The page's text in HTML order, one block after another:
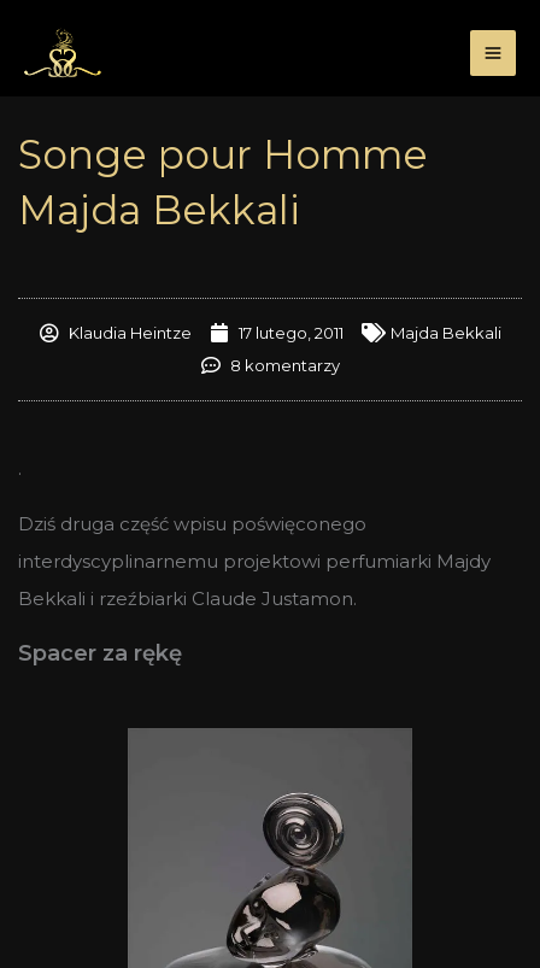
treści
Songe pour Homme
Majda Bekkali
Klaudia Heintze 17 lutego, 2011
Majda Bekkali
8 komentarzy
.
Dziś druga część wpisu poświęconego
interdyscyplinarnemu projektowi perfumiarki Majdy
Bekkali i rzeźbiarki Claude Justamon.
Spacer za rękę